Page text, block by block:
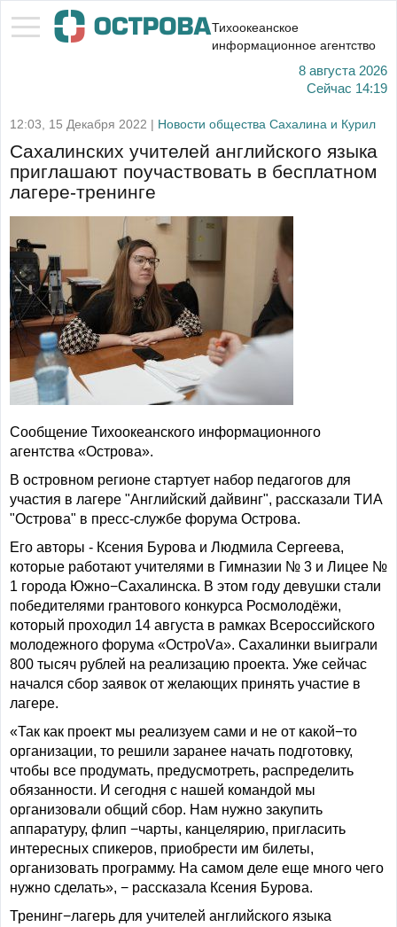
Тихоокеанское
информационное агентство
8 августа 2026
Сейчас 14:19
12:03, 15 Декабря 2022 | Новости общества Сахалина и Курил
Сахалинских учителей английского языка
приглашают поучаствовать в бесплатном
лагере-тренинге
Сообщение Тихоокеанского информационного
агентства «Острова».
В островном регионе стартует набор педагогов для
участия в лагере "Английский дайвинг", рассказали ТИА
"Острова" в пресс-службе форума Острова.
Его авторы - Ксения Бурова и Людмила Сергеева,
которые работают учителями в Гимназии № 3 и Лицее №
1 города Южно−Сахалинска. В этом году девушки стали
победителями грантового конкурса Росмолодёжи,
который проходил 14 августа в рамках Всероссийского
молодежного форума «ОстроVа». Сахалинки выиграли
800 тысяч рублей на реализацию проекта. Уже сейчас
начался сбор заявок от желающих принять участие в
лагере.
«Так как проект мы реализуем сами и не от какой−то
организации, то решили заранее начать подготовку,
чтобы все продумать, предусмотреть, распределить
обязанности. И сегодня с нашей командой мы
организовали общий сбор. Нам нужно закупить
аппаратуру, флип −чарты, канцелярию, пригласить
интересных спикеров, приобрести им билеты,
организовать программу. На самом деле еще много чего
нужно сделать», − рассказала Ксения Бурова.
Тренинг−лагерь для учителей английского языка